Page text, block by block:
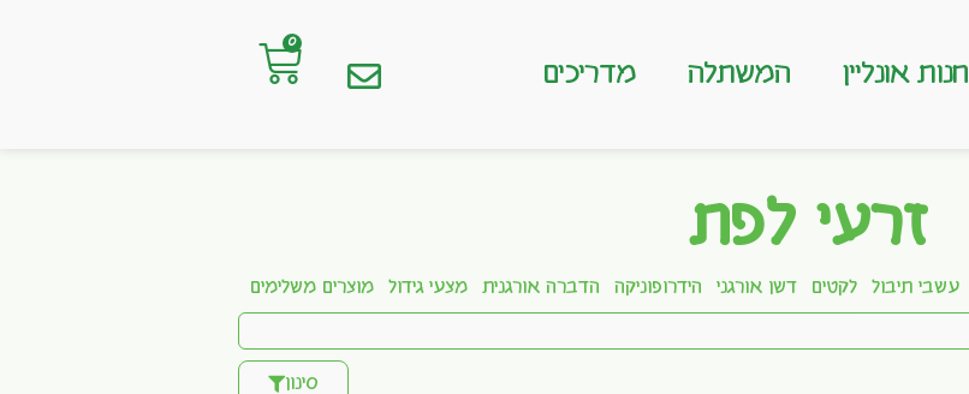
חנות אונליין המשתלה מדריכים
0
זרעי לפת
עשבי תיבול לקטים דשן אורגני הידרופוניקה הדברה אורגנית מצעי גידול מוצרים משלימים
סינון